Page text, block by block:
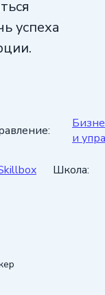
успеха
и
Школа: